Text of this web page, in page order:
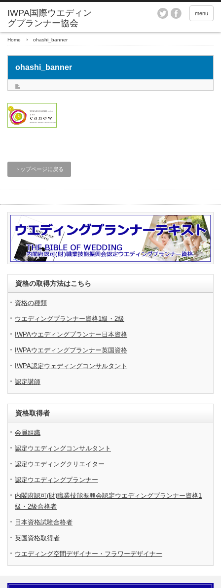
menu
Home ohashi_banner
ohashi_banner
トップページに戻る
資格の取得方法はこちら
資格の種類
ウエディングプランナー資格1級・2級
IWPAウエディングプランナー日本資格
IWPAウエディングプランナー英国資格
IWPA認定ウェディングコンサルタント
認定講師
資格取得者
会員組織
認定ウエディングコンサルタント
認定ウエディングクリエイター
認定ウエディングプランナー
内閣府認可(財)職業技能振興会認定ウエディングプランナー資格1
級・2級合格者
日本資格試験合格者
英国資格取得者
ウエディング空間デザイナー・フラワーデザイナー